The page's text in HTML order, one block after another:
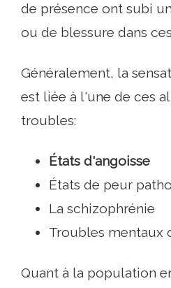
de présence ont subi
ou de blessure dans
Généralement, la
est liée à l'une de ces
troubles:
États d'angoisse
États de peur
La schizophrénie
Troubles mentaux
Quant à la population